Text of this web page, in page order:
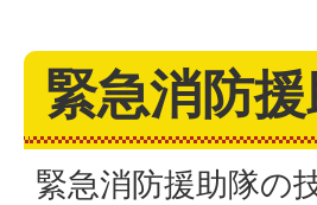
緊急消防
緊急消防援助隊の